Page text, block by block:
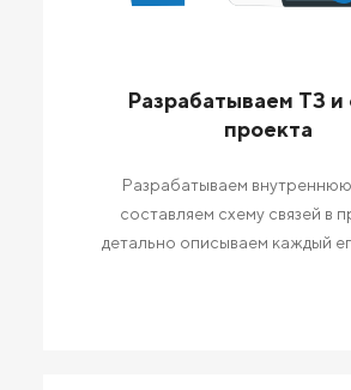
Разрабатываем ТЗ и
проекта
Разрабатываем внутреннюю
составляем схему связей в
детально описываем каждый